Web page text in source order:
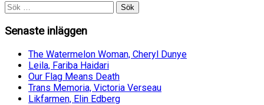
Sök
efter:
Senaste inläggen
The Watermelon Woman, Cheryl Dunye
Leila, Fariba Haidari
Our Flag Means Death
Trans Memoria, Victoria Verseau
Likfarmen, Elin Edberg